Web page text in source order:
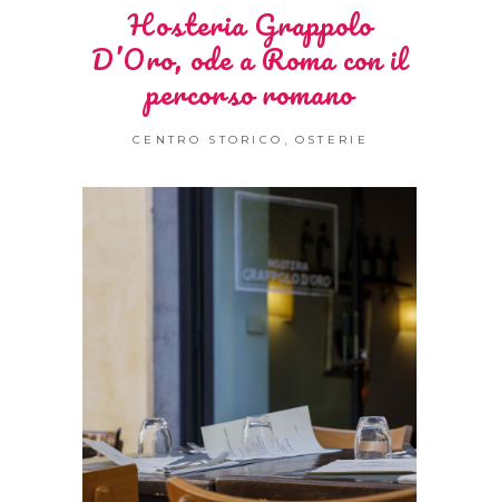
Hosteria Grappolo
D’Oro, ode a Roma con il
percorso romano
CENTRO STORICO OSTERIE